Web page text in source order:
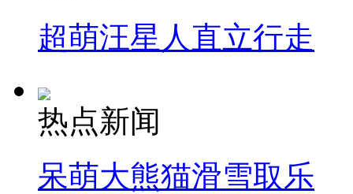
超萌汪星人直立行走
热点新闻
呆萌大熊猫滑雪取乐